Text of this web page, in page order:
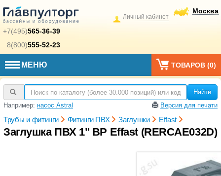
+7(495)565-36-39
8(800)555-52-23
Москва
Личный кабинет
МЕНЮ ТОВАРОВ (0)
Найти
Например: насос Astral Версия для печати
Трубы и фитинги Фитинги ПВХ Заглушки Effast
Заглушка ПВХ 1" ВР Effast (RERCAE032D)